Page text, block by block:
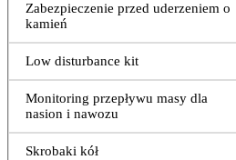
Zabezpieczenie przed uderzeniem o
kamień
Low disturbance kit
Monitoring przepływu masy dla
nasion i nawozu
Skrobaki kół